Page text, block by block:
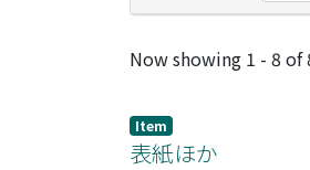
Recent
Now showing 1 - 8 of
Item
表紙ほか